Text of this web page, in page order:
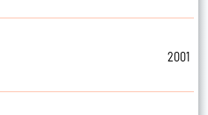
2001